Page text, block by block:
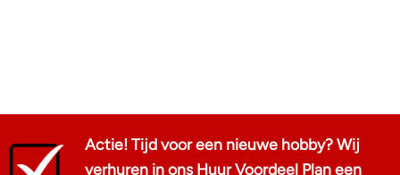
Actie! Tijd voor een nieuwe hobby? Wij
verhuren in ons Huur Voordeel Plan een